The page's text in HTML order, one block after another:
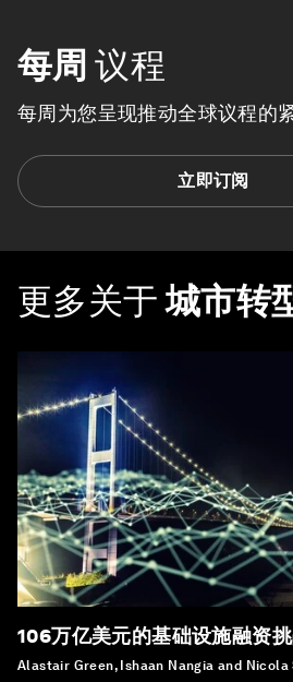
每周 议程
每周为您呈现推动全球议程的
立即订阅
更多关于 城市转
106万亿美元的基础设施融资
Alastair Green, Ishaan Nangia and Nicola